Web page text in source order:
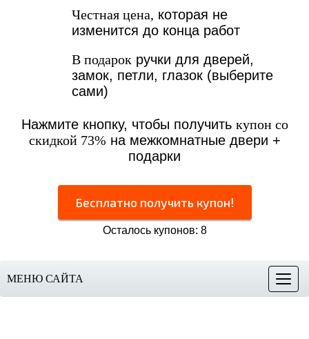
Честная цена, которая не
изменится до конца работ
В подарок ручки для дверей,
замок, петли, глазок (выберите
сами)
Нажмите кнопку, чтобы получить купон со
скидкой 73% на межкомнатные двери +
подарки
Бесплатно получить купон!
Осталось купонов: 8
Меню
МЕНЮ САЙТА